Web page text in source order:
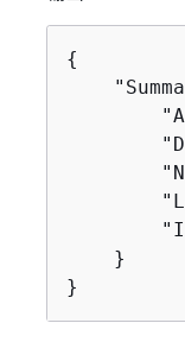
{
    }
}